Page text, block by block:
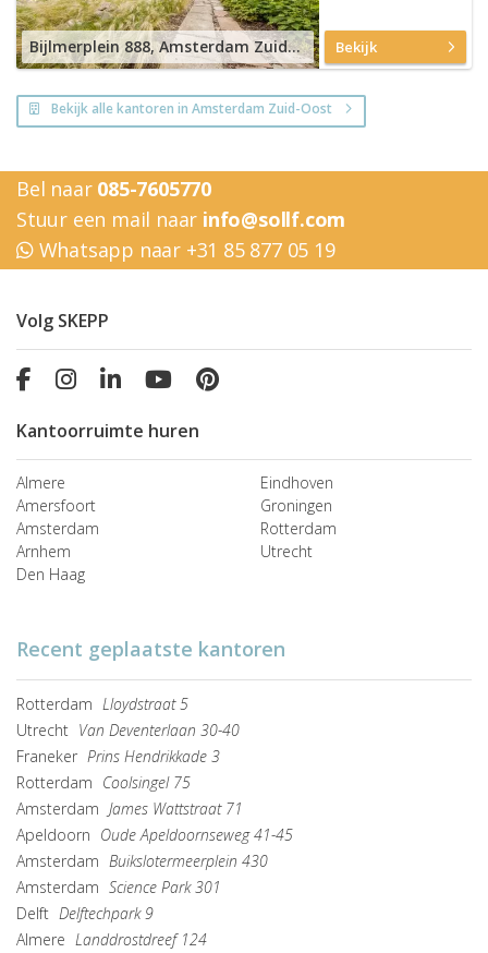
Bijlmerplein 888, Amsterdam Zuid-Oost Bekijk
Bekijk alle kantoren in Amsterdam Zuid-Oost
Bel naar 085-7605770
Stuur een mail naar info@sollf.com
Whatsapp naar +31 85 877 05 19
Volg SKEPP
Kantoorruimte huren
Almere
Amersfoort
Amsterdam
Arnhem
Den Haag
Eindhoven
Groningen
Rotterdam
Utrecht
Recent geplaatste kantoren
Rotterdam Lloydstraat 5
Utrecht Van Deventerlaan 30-40
Franeker Prins Hendrikkade 3
Rotterdam Coolsingel 75
Amsterdam James Wattstraat 71
Apeldoorn Oude Apeldoornseweg 41-45
Amsterdam Buikslotermeerplein 430
Amsterdam Science Park 301
Delft Delftechpark 9
Almere Landdrostdreef 124